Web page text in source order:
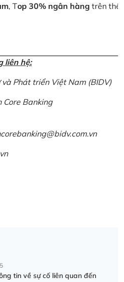
, Top 30% ngân hàng trên thế
liên hệ:
Phát triển Việt Nam (BIDV)
Core Banking
tin về sự cố liên quan đến